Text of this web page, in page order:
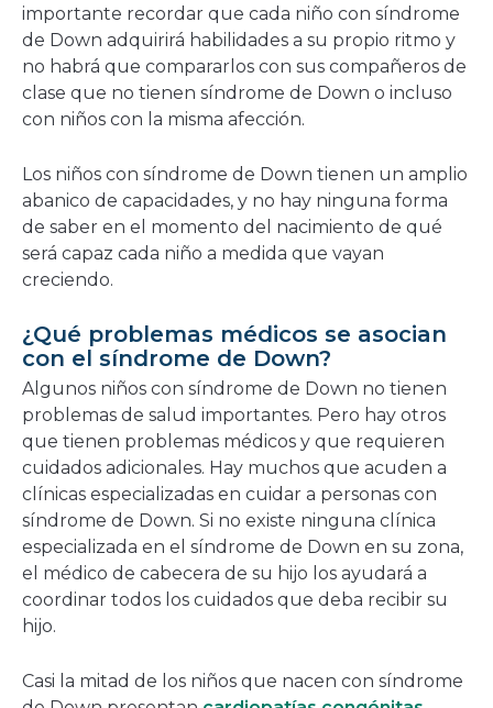
importante recordar que cada niño con síndrome
de Down adquirirá habilidades a su propio ritmo y
no habrá que compararlos con sus compañeros de
clase que no tienen síndrome de Down o incluso
con niños con la misma afección.
Los niños con síndrome de Down tienen un amplio
abanico de capacidades, y no hay ninguna forma
de saber en el momento del nacimiento de qué
será capaz cada niño a medida que vayan
creciendo.
¿Qué problemas médicos se asocian
con el síndrome de Down?
Algunos niños con síndrome de Down no tienen
problemas de salud importantes. Pero hay otros
que tienen problemas médicos y que requieren
cuidados adicionales. Hay muchos que acuden a
clínicas especializadas en cuidar a personas con
síndrome de Down. Si no existe ninguna clínica
especializada en el síndrome de Down en su zona,
el médico de cabecera de su hijo los ayudará a
coordinar todos los cuidados que deba recibir su
hijo.
Casi la mitad de los niños que nacen con síndrome